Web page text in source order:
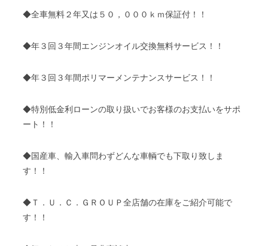
◆全車無料２年又は５０，０００ｋｍ保証付！！
◆年３回３年間エンジンオイル交換無料サービス！！
◆年３回３年間ポリマーメンテナンスサービス！！
◆特別低金利ローンの取り扱いでお客様のお支払いをサポ
ート！！
◆国産車、輸入車問わずどんな車輌でも下取り致しま
す！！
◆Ｔ．Ｕ．Ｃ．ＧＲＯＵＰ全店舗の在庫をご紹介可能で
す！！